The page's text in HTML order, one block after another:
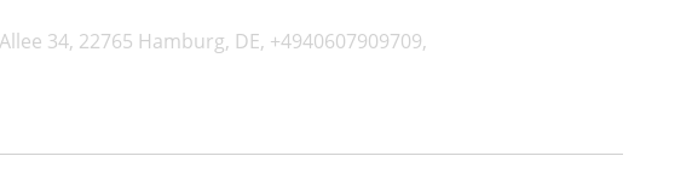
34, 22765 Hamburg, DE, +4940607909709,